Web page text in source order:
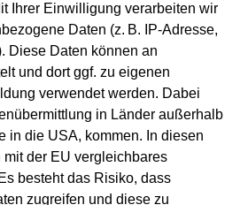
(TrinkwV) enthält
für Vanadium.
Umweltbundesamt (UBA)
Leitwerten
das Element Vanadium einen
Ihrer Einwilligung verarbeiten wir
Daten (z. B. IP-Adresse,
Diese Daten können an
und dort ggf. zu eigenen
verwendet werden. Dabei
in Länder außerhalb
in die USA, kommen. In diesen
mit der EU vergleichbares
besteht das Risiko, dass
zugreifen und diese zu